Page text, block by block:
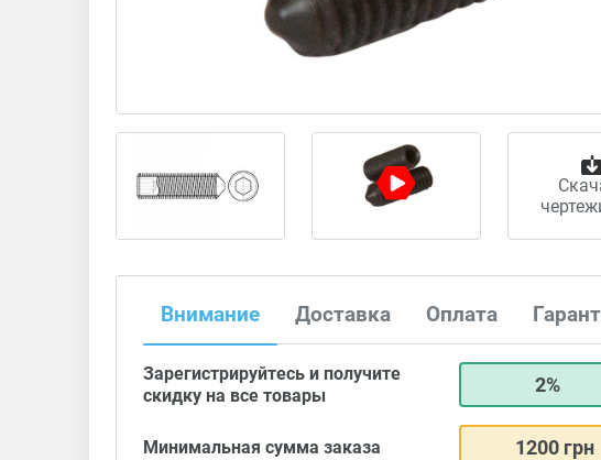
Внимание Доставка Оплата
Зарегистрируйтесь и получите
скидку на все товары
2%
Минимальная сумма заказа 1200 грн